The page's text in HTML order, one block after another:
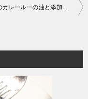
市販のカレールーの油と添加物に注意！